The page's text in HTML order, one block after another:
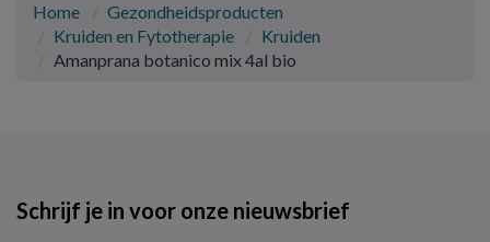
Home
Gezondheidsproducten
Kruiden en Fytotherapie
Kruiden
Amanprana botanico mix 4al bio
Schrijf je in voor onze nieuwsbrief